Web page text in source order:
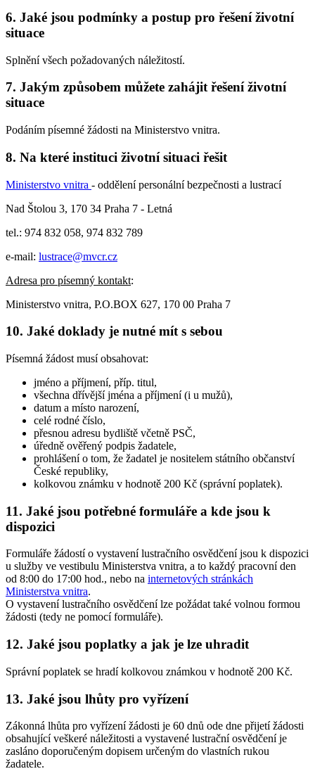
6. Jaké jsou podmínky a postup pro řešení životní
situace
Splnění všech požadovaných náležitostí.
7. Jakým způsobem můžete zahájit řešení životní
situace
Podáním písemné žádosti na Ministerstvo vnitra.
8. Na které instituci životní situaci řešit
Ministerstvo vnitra - oddělení personální bezpečnosti a lustrací
Nad Štolou 3, 170 34 Praha 7 - Letná
tel.: 974 832 058, 974 832 789
e-mail: lustrace@mvcr.cz
Adresa pro písemný kontakt:
Ministerstvo vnitra, P.O.BOX 627, 170 00 Praha 7
10. Jaké doklady je nutné mít s sebou
Písemná žádost musí obsahovat:
jméno a příjmení, příp. titul,
všechna dřívější jména a příjmení (i u mužů),
datum a místo narození,
celé rodné číslo,
přesnou adresu bydliště včetně PSČ,
úředně ověřený podpis žadatele,
prohlášení o tom, že žadatel je nositelem státního občanství
České republiky,
kolkovou známku v hodnotě 200 Kč (správní poplatek).
11. Jaké jsou potřebné formuláře a kde jsou k
dispozici
Formuláře žádostí o vystavení lustračního osvědčení jsou k dispozici
u služby ve vestibulu Ministerstva vnitra, a to každý pracovní den
od 8:00 do 17:00 hod., nebo na internetových stránkách
Ministerstva vnitra.
O vystavení lustračního osvědčení lze požádat také volnou formou
žádosti (tedy ne pomocí formuláře).
12. Jaké jsou poplatky a jak je lze uhradit
Správní poplatek se hradí kolkovou známkou v hodnotě 200 Kč.
13. Jaké jsou lhůty pro vyřízení
Zákonná lhůta pro vyřízení žádosti je 60 dnů ode dne přijetí žádosti
obsahující veškeré náležitosti a vystavené lustrační osvědčení je
zasláno doporučeným dopisem určeným do vlastních rukou
žadatele.